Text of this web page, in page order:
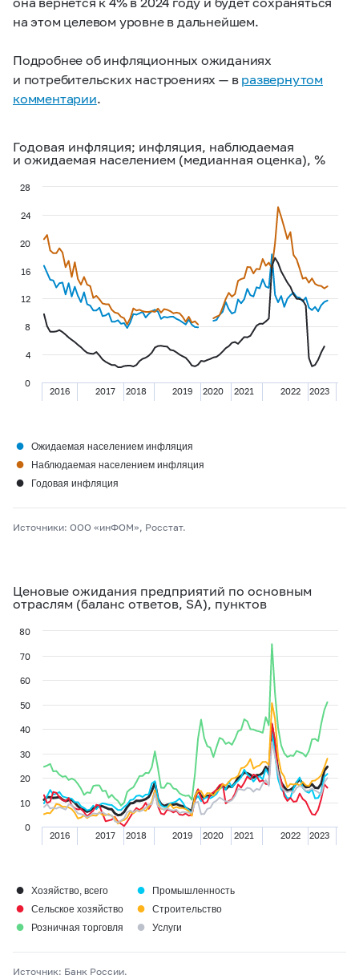
на этом целевом уровне в дальнейшем.
Подробнее об инфляционных ожиданиях
и потребительских настроениях — в развернутом
комментарии.
Годовая инфляция; инфляция, наблюдаемая
и ожидаемая населением (медианная оценка), %
Ценовые ожидания предприятий по основным
отраслям (баланс ответов, SA), пунктов
2016 2017 2018 2019 2020 2021 2022 2023
0
4
8
12
16
20
24
28
● Ожидаемая населением инфляция
● Наблюдаемая населением инфляция
● Годовая инфляция
2016 2017 2018 2019 2020 2021 2022 2023
0
10
20
30
40
50
60
70
80
● Хозяйство, всего ● Промышленность
● Сельское хозяйство ● Строительство
● Розничная торговля ● Услуги
Источники: ООО «инФОМ», Росстат.
Источник: Банк России.